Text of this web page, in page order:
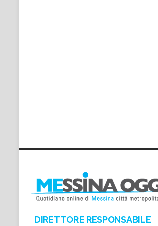
DIRETTORE RESPONSABILE